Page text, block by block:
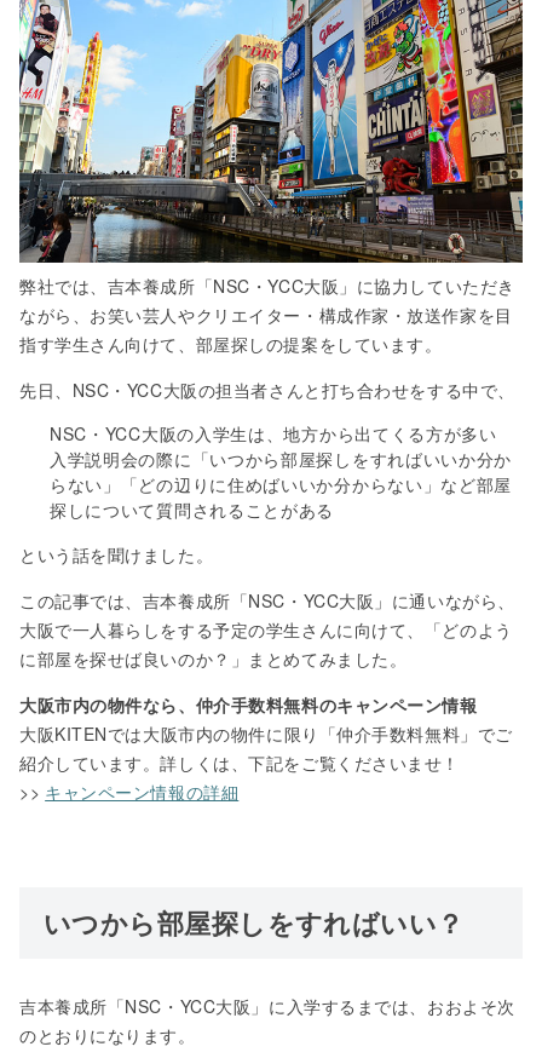
弊社では、吉本養成所「NSC・YCC大阪」に協力していただき
ながら、お笑い芸人やクリエイター・構成作家・放送作家を目
指す学生さん向けて、部屋探しの提案をしています。
先日、NSC・YCC大阪の担当者さんと打ち合わせをする中で、
NSC・YCC大阪の入学生は、地方から出てくる方が多い
入学説明会の際に「いつから部屋探しをすればいいか分か
らない」「どの辺りに住めばいいか分からない」など部屋
探しについて質問されることがある
という話を聞けました。
この記事では、吉本養成所「NSC・YCC大阪」に通いながら、
大阪で一人暮らしをする予定の学生さんに向けて、「どのよう
に部屋を探せば良いのか？」まとめてみました。
大阪市内の物件なら、仲介手数料無料のキャンペーン情報
大阪KITENでは大阪市内の物件に限り「仲介手数料無料」でご
紹介しています。詳しくは、下記をご覧くださいませ！
>> キャンペーン情報の詳細
いつから部屋探しをすればいい？
吉本養成所「NSC・YCC大阪」に入学するまでは、おおよそ次
のとおりになります。